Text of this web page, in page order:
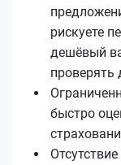
рискуете
дешёвый
проверять
быстро